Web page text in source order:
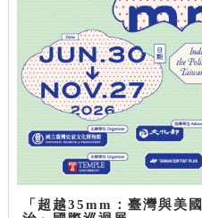
「超越35mm：臺灣與美